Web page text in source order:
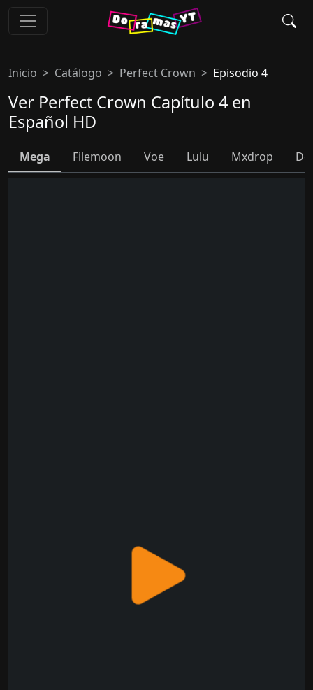
Inicio Catálogo Perfect Crown Episodio 4
Ver Perfect Crown Capítulo 4 en
Español HD
Mega Filemoon Voe Lulu Mxdrop